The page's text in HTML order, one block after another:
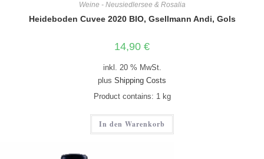
Weine - Neusiedlersee & Rosalia
Heideboden Cuvee 2020 BIO, Gsellmann Andi, Gols
14,90 €
inkl. 20 % MwSt.
plus Shipping Costs
Product contains: 1 kg
In den Warenkorb